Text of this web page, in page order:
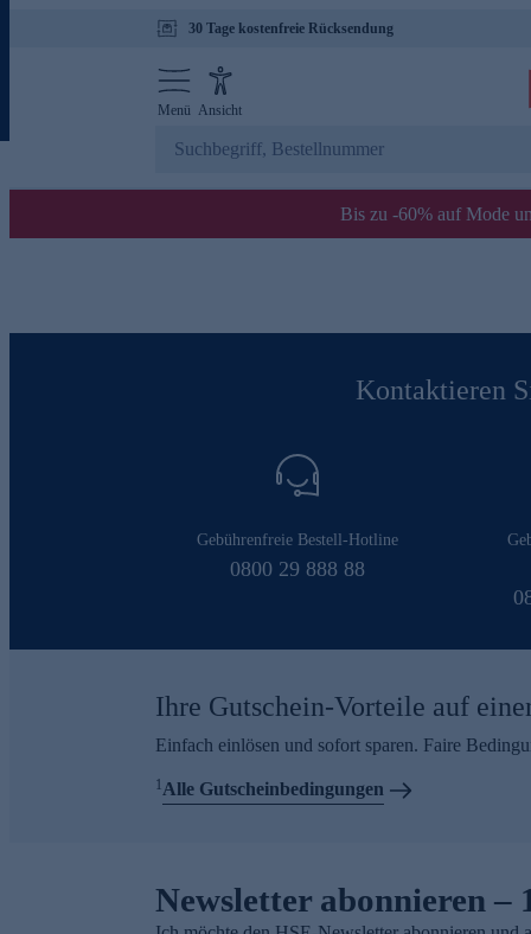
30 Tage kostenfreie Rücksendung
Menü Ansicht
Bis zu -60% auf Mode
Kontaktieren
Gebührenfreie Bestell-Hotline
0800 29 888 88
Ihre Gutschein-Vorteile auf
Einfach einlösen und sofort sparen. Faire
1Alle Gutscheinbedingungen
Newsletter abonnieren –